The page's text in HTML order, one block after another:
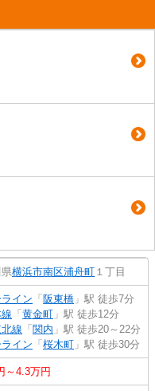
横浜市南区浦舟町 １丁目
イン 「 阪東橋 」駅 徒歩7分
「 黄金町 」駅 徒歩12分
線 「 関内 」駅 徒歩20～22分
イン 「 桜木町 」駅 徒歩30分
～4.3万円